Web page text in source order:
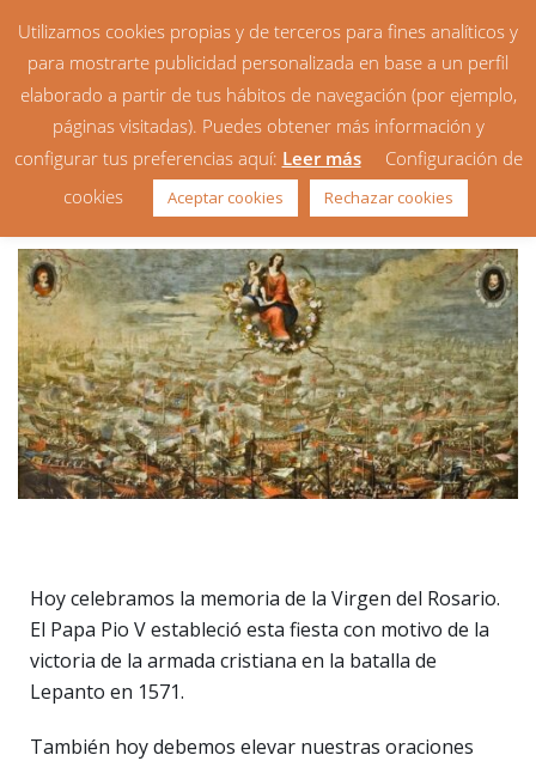
Día de la Virgen del Rosario
Hoy celebramos la memoria de la Virgen del Rosario.
El Papa Pio V estableció esta fiesta con motivo de la
victoria de la armada cristiana en la batalla de
Lepanto en 1571.
También hoy debemos elevar nuestras oraciones
Utilizamos cookies propias y de terceros para fines analíticos y
para mostrarte publicidad personalizada en base a un perfil
elaborado a partir de tus hábitos de navegación (por ejemplo,
páginas visitadas). Puedes obtener más información y
configurar tus preferencias aquí: Leer más
Configuración de
cookies
Aceptar cookies Rechazar cookies